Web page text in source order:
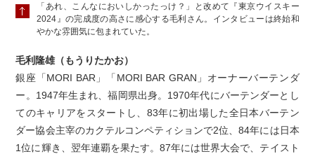
「あれ、こんなにおいしかったっけ？」と改めて『東京ウイスキー
2024』の完成度の高さに感心する毛利さん。インタビューは終始和
やかな雰囲気に包まれていた。
毛利隆雄（もうりたかお）
銀座「MORI BAR」「MORI BAR GRAN」オーナーバーテンダ
ー。1947年生まれ、福岡県出身。1970年代にバーテンダーとし
てのキャリアをスタートし、83年に初出場した全日本バーテン
ダー協会主宰のカクテルコンペティションで2位、84年には日本
1位に輝き、翌年連覇を果たす。87年には世界大会で、テイスト